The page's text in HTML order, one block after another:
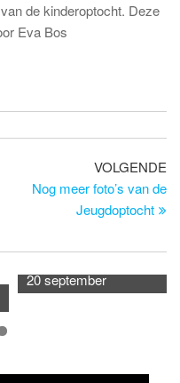
de kinderoptocht. Deze
Eva Bos
VOLGENDE
Nog meer foto’s van de
Jeugdoptocht
20 september